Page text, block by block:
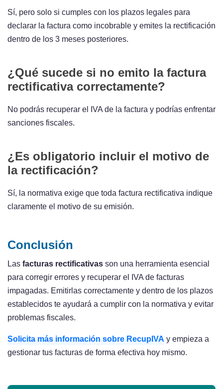
Sí, pero solo si cumples con los plazos legales para
declarar la factura como incobrable y emites la rectificación
dentro de los 3 meses posteriores.
¿Qué sucede si no emito la factura
rectificativa correctamente?
No podrás recuperar el IVA de la factura y podrías enfrentar
sanciones fiscales.
¿Es obligatorio incluir el motivo de
la rectificación?
Sí, la normativa exige que toda factura rectificativa indique
claramente el motivo de su emisión.
Conclusión
Las facturas rectificativas son una herramienta esencial
para corregir errores y recuperar el IVA de facturas
impagadas. Emitirlas correctamente y dentro de los plazos
establecidos te ayudará a cumplir con la normativa y evitar
problemas fiscales.
Solicita más información sobre RecupIVA y empieza a
gestionar tus facturas de forma efectiva hoy mismo.